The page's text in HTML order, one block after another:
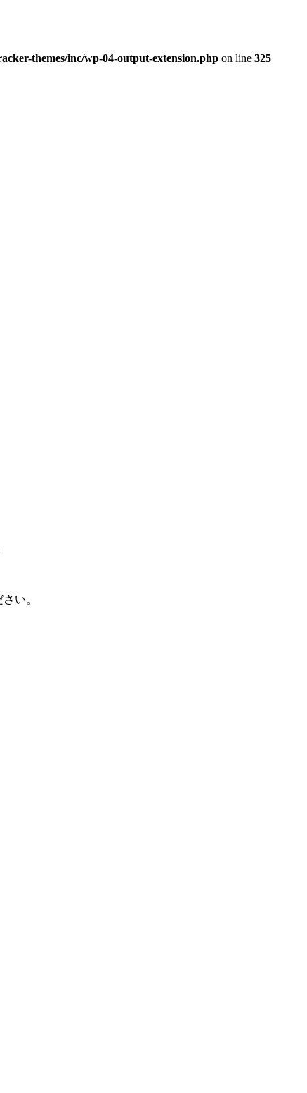
themes/inc/wp-04-output-extension.php on line 325
い。